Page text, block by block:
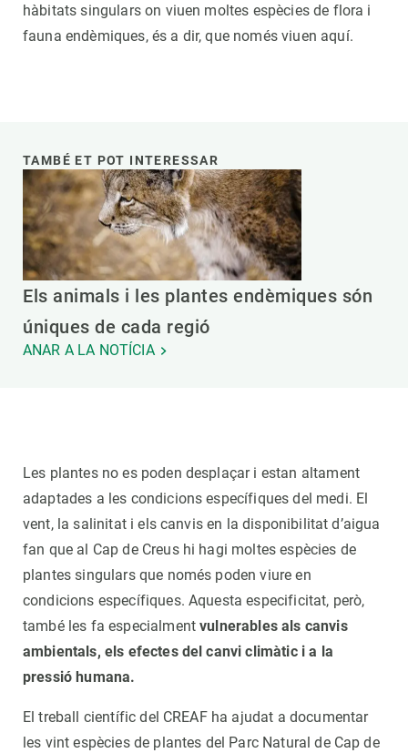
hàbitats singulars on viuen moltes espècies de flora i
fauna endèmiques, és a dir, que només viuen aquí.
TAMBÉ ET POT INTERESSAR
Els animals i les plantes endèmiques són
úniques de cada regió
ANAR A LA NOTÍCIA
Les plantes no es poden desplaçar i estan altament
adaptades a les condicions específiques del medi. El
vent, la salinitat i els canvis en la disponibilitat d’aigua
fan que al Cap de Creus hi hagi moltes espècies de
plantes singulars que només poden viure en
condicions específiques. Aquesta especificitat, però,
també les fa especialmentvulnerables als canvis
ambientals, els efectes del canvi climàtic i a la
pressió humana.
El treball científic del CREAF ha ajudat a documentar
les vint espècies de plantes del Parc Natural de Cap de